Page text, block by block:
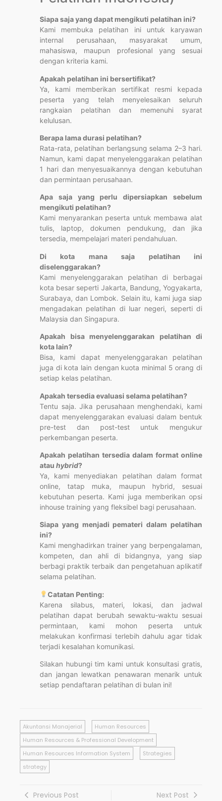
Siapa saja yang dapat mengikuti pelatihan ini?
Kami membuka pelatihan ini untuk karyawan
internal perusahaan, masyarakat umum,
mahasiswa, maupun profesional yang sesuai
dengan kriteria kami.
Apakah pelatihan ini bersertifikat?
Ya, kami memberikan sertifikat resmi kepada
peserta yang telah menyelesaikan seluruh
rangkaian pelatihan dan memenuhi syarat
kelulusan.
Berapa lama durasi pelatihan?
Rata-rata, pelatihan berlangsung selama 2–3 hari.
Namun, kami dapat menyelenggarakan pelatihan
1 hari dan menyesuaikannya dengan kebutuhan
dan permintaan perusahaan.
Apa saja yang perlu dipersiapkan sebelum
mengikuti pelatihan?
Kami menyarankan peserta untuk membawa alat
tulis, laptop, dokumen pendukung, dan jika
tersedia, mempelajari materi pendahuluan.
Di kota mana saja pelatihan ini
diselenggarakan?
Kami menyelenggarakan pelatihan di berbagai
kota besar seperti Jakarta, Bandung, Yogyakarta,
Surabaya, dan Lombok. Selain itu, kami juga siap
mengadakan pelatihan di luar negeri, seperti di
Malaysia dan Singapura.
Apakah bisa menyelenggarakan pelatihan di
kota lain?
Bisa, kami dapat menyelenggarakan pelatihan
juga di kota lain dengan kuota minimal 5 orang di
setiap kelas pelatihan.
Apakah tersedia evaluasi selama pelatihan?
Tentu saja. Jika perusahaan menghendaki, kami
dapat menyelenggarakan evaluasi dalam bentuk
pre-test dan post-test untuk mengukur
perkembangan peserta.
Apakah pelatihan tersedia dalam format online
atau hybrid?
Ya, kami menyediakan pelatihan dalam format
online, tatap muka, maupun hybrid, sesuai
kebutuhan peserta. Kami juga memberikan opsi
inhouse training yang fleksibel bagi perusahaan.
Siapa yang menjadi pemateri dalam pelatihan
ini?
Kami menghadirkan trainer yang berpengalaman,
kompeten, dan ahli di bidangnya, yang siap
berbagi praktik terbaik dan pengetahuan aplikatif
selama pelatihan.
Catatan Penting:
Karena silabus, materi, lokasi, dan jadwal
pelatihan dapat berubah sewaktu-waktu sesuai
permintaan, kami mohon peserta untuk
melakukan konfirmasi terlebih dahulu agar tidak
terjadi kesalahan komunikasi.
Silakan hubungi tim kami untuk konsultasi gratis,
dan jangan lewatkan penawaran menarik untuk
setiap pendaftaran pelatihan di bulan ini!
Akuntansi Manajerial
Human Resources
Human Resources & Professional Development
Human Resources Information System
Strategies
strategy
Previous Post Next Post